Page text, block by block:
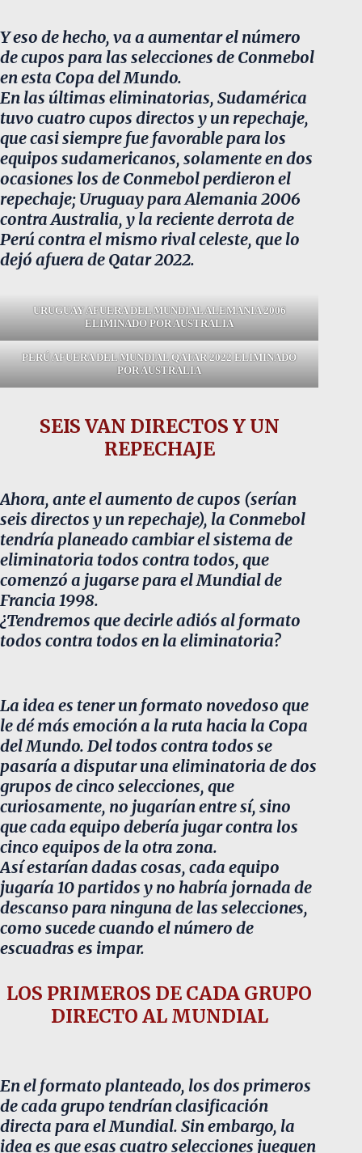
Y eso de hecho, va a aumentar el número
de cupos para las selecciones de Conmebol
en esta Copa del Mundo.
En las últimas eliminatorias, Sudamérica
tuvo cuatro cupos directos y un repechaje,
que casi siempre fue favorable para los
equipos sudamericanos, solamente en dos
ocasiones los de Conmebol perdieron el
repechaje; Uruguay para Alemania 2006
contra Australia, y la reciente derrota de
Perú contra el mismo rival celeste, que lo
dejó afuera de Qatar 2022.
URUGUAY AFUERA DEL MUNDIAL ALEMANIA 2006
ELIMINADO POR AUSTRALIA
PERÚ AFUERA DEL MUNDIAL QATAR 2022 ELIMINADO
POR AUSTRALIA
SEIS VAN DIRECTOS Y UN
REPECHAJE
Ahora, ante el aumento de cupos (serían
seis directos y un repechaje), la Conmebol
tendría planeado cambiar el sistema de
eliminatoria todos contra todos, que
comenzó a jugarse para el Mundial de
Francia 1998.
¿Tendremos que decirle adiós al formato
todos contra todos en la eliminatoria?
La idea es tener un formato novedoso que
le dé más emoción a la ruta hacia la Copa
del Mundo. Del todos contra todos se
pasaría a disputar una eliminatoria de dos
grupos de cinco selecciones, que
curiosamente, no jugarían entre sí, sino
que cada equipo debería jugar contra los
cinco equipos de la otra zona.
Así estarían dadas cosas, cada equipo
jugaría 10 partidos y no habría jornada de
descanso para ninguna de las selecciones,
como sucede cuando el número de
escuadras es impar.
LOS PRIMEROS DE CADA GRUPO
DIRECTO AL MUNDIAL
En el formato planteado, los dos primeros
de cada grupo tendrían clasificación
directa para el Mundial. Sin embargo, la
idea es que esas cuatro selecciones jueguen